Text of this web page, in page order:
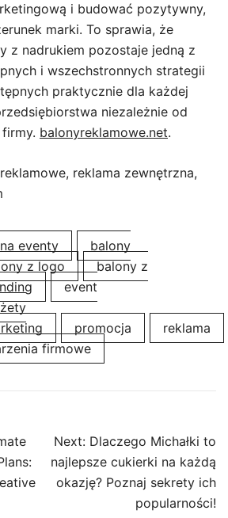
i budować pozytywny,
marki. To sprawia, że
z nadrukiem pozostaje jedną z
i wszechstronnych strategii
praktycznie dla każdej
niezależnie od
balonyreklamowe.net.
reklama zewnętrzna,
eventy
balony
z logo
balony z
event
promocja
reklama
firmowe
Next: Dlaczego Michałki to
najlepsze cukierki na każdą
okazję? Poznaj sekrety ich
popularności!